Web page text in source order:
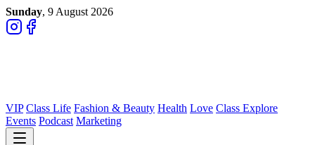
Sunday, 9 August 2026
VIP Class Life Fashion & Beauty Health Love Class Explore
Events Podcast Marketing